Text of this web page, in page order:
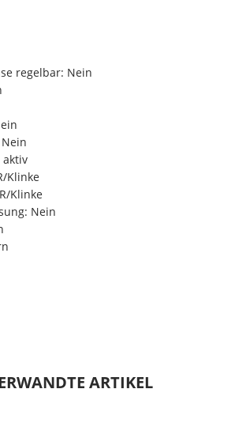
regelbar: Nein
aktiv
Klinke
Klinke
Nein
ARTIKEL